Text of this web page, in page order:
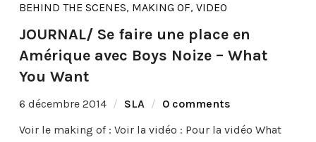
BEHIND THE SCENES, MAKING OF, VIDEO
JOURNAL/ Se faire une place en
Amérique avec Boys Noize – What
You Want
6 décembre 2014 SLA
0 comments
Voir le making of : Voir la vidéo : Pour la vidéo What